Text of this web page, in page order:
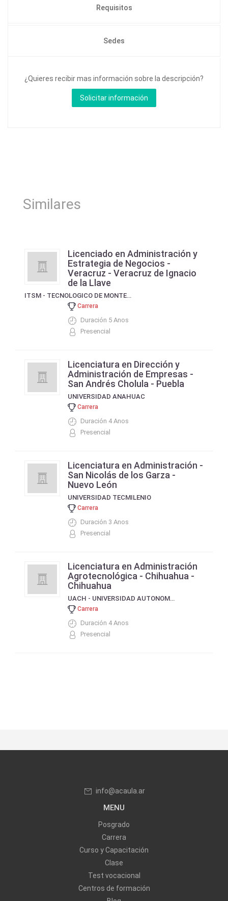
Requisitos
Sedes
¿Quieres recibir mas información sobre la descripción?
Similares
Licenciado en Administración y
Estrategia de Negocios -
Veracruz - Veracruz de Ignacio
de la Llave
ITSM - TECNOLOGICO DE MONTERREY
Carrera
Duración 5 Anos
Presencial
Licenciatura en Dirección y
Administración de Empresas -
San Andrés Cholula - Puebla
UNIVERSIDAD ANAHUAC
Carrera
Duración 4 Anos
Presencial
Licenciatura en Administración -
San Nicolás de los Garza -
Nuevo León
UNIVERSIDAD TECMILENIO
Carrera
Duración 3 Anos
Presencial
Licenciatura en Administración
Agrotecnológica - Chihuahua -
Chihuahua
UACH - UNIVERSIDAD AUTONOMA DE CHIHUAHUA
Carrera
Duración 4 Anos
Presencial
info@acaula.ar
MENU
Posgrado
Carrera
Curso y Capacitación
Clase
Test vocacional
Centros de formación